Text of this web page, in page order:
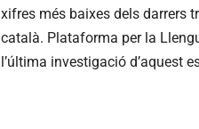
xifres més baixes dels darrers
català. Plataforma per la
l’última investigació d’aquest